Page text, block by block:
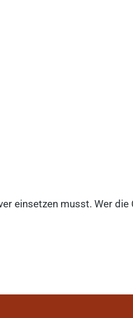
einsetzen musst. Wer die